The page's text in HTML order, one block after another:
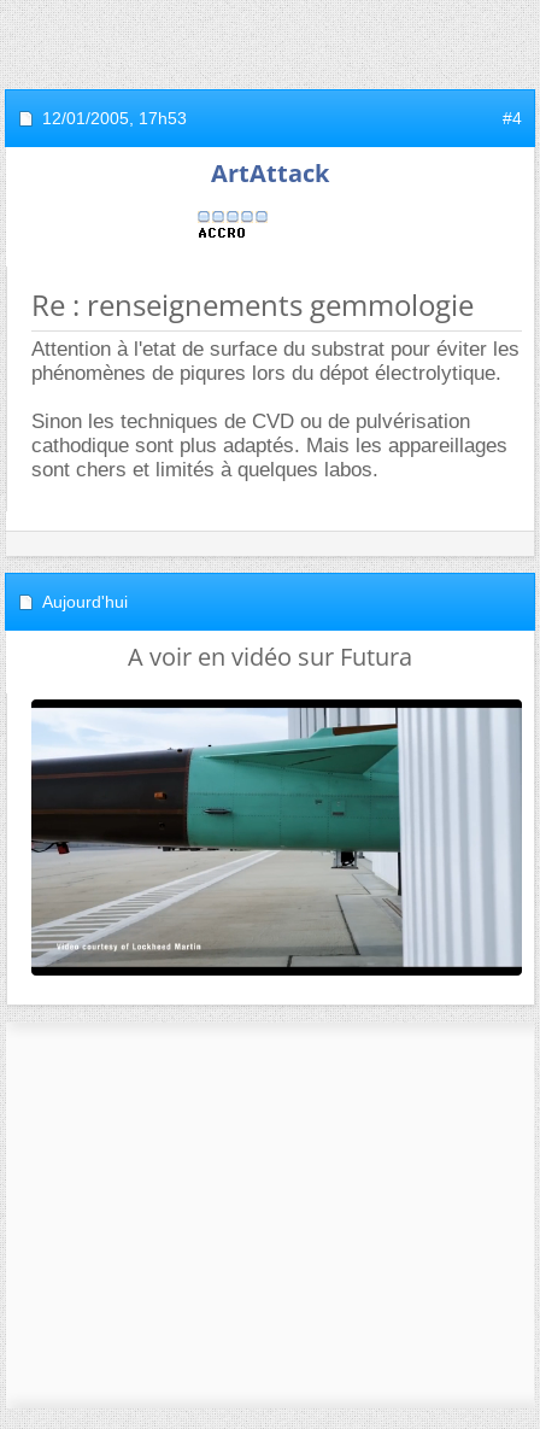
12/01/2005, 17h53 #4
ArtAttack
Re : renseignements gemmologie
Attention à l'etat de surface du substrat pour éviter les
phénomènes de piqures lors du dépot électrolytique.
Sinon les techniques de CVD ou de pulvérisation
cathodique sont plus adaptés. Mais les appareillages
sont chers et limités à quelques labos.
Aujourd'hui
A voir en vidéo sur Futura